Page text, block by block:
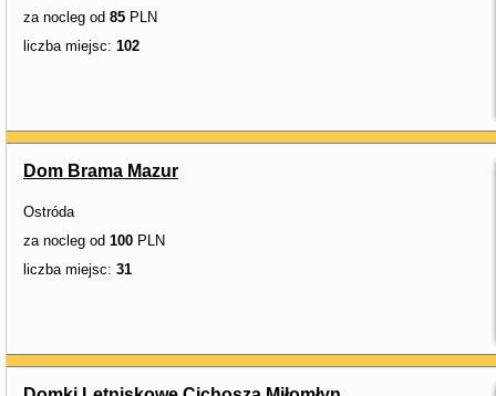
za nocleg od 85 PLN
liczba miejsc: 102
Dom Brama Mazur
Ostróda
za nocleg od 100 PLN
liczba miejsc: 31